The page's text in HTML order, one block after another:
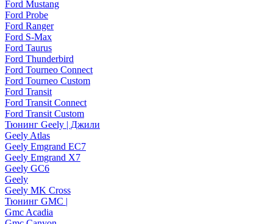
Ford Mustang
Ford Probe
Ford Ranger
Ford S-Max
Ford Taurus
Ford Thunderbird
Ford Tourneo Connect
Ford Tourneo Custom
Ford Transit
Ford Transit Connect
Ford Transit Custom
Тюнинг Geely | Джили
Geely Atlas
Geely Emgrand EC7
Geely Emgrand X7
Geely GC6
Geely
Geely MK Cross
Тюнинг GMC |
Gmc Acadia